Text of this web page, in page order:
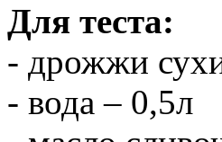
Для теста:
- дрожжи
- вода – 0,5л